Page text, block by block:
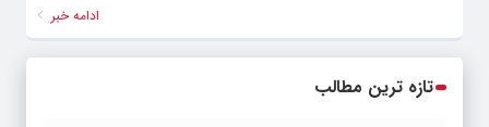
ادامه خبر
تازه ترین مطالب